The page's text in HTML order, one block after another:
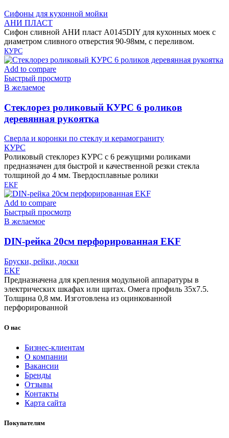
Сифоны для кухонной мойки
АНИ ПЛАСТ
Сифон сливной АНИ пласт A0145DIY для кухонных моек с
диаметром сливного отверстия 90-98мм, с переливом.
КУРС
Add to compare
Быстрый просмотр
В желаемое
Cтеклорез роликовый КУРС 6 роликов
деревянная рукоятка
Сверла и коронки по стеклу и керамограниту
КУРС
Роликовый стеклорез КУРС с 6 режущими роликами
предназначен для быстрой и качественной резки стекла
толщиной до 4 мм. Твердосплавные ролики
EKF
Add to compare
Быстрый просмотр
В желаемое
DIN-рейка 20см перфорированная EKF
Бруски, рейки, доски
EKF
Предназначена для крепления модульной аппаратуры в
электрических шкафах или щитах. Омега профиль 35х7.5.
Толщина 0,8 мм. Изготовлена из оцинкованной
перфорированной
О нас
Бизнес-клиентам
О компании
Вакансии
Бренды
Отзывы
Контакты
Карта сайта
Покупателям